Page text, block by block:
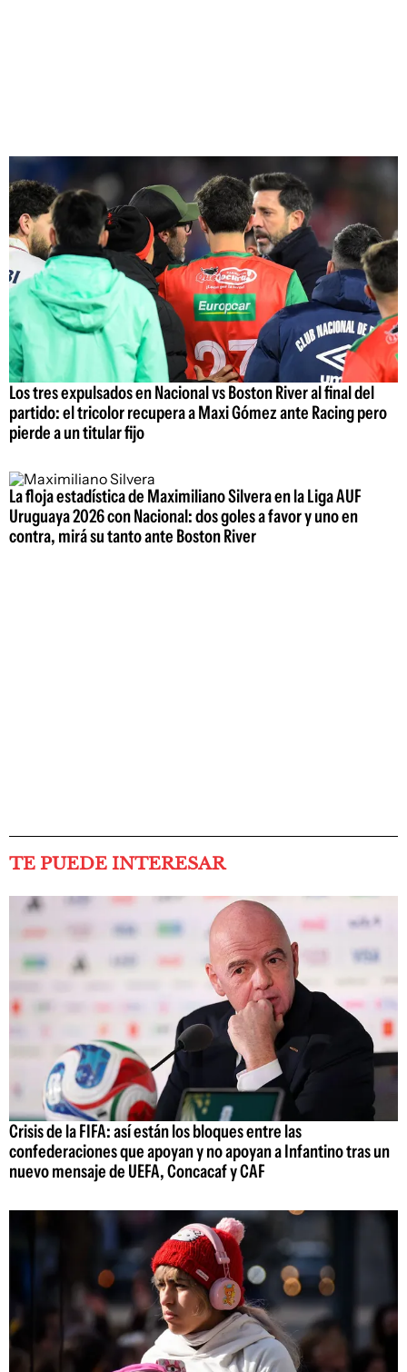
Los tres expulsados en Nacional vs Boston River al final del
partido: el tricolor recupera a Maxi Gómez ante Racing pero
pierde a un titular fijo
La floja estadística de Maximiliano Silvera en la Liga AUF
Uruguaya 2026 con Nacional: dos goles a favor y uno en
contra, mirá su tanto ante Boston River
TE PUEDE INTERESAR
Crisis de la FIFA: así están los bloques entre las
confederaciones que apoyan y no apoyan a Infantino tras un
nuevo mensaje de UEFA, Concacaf y CAF